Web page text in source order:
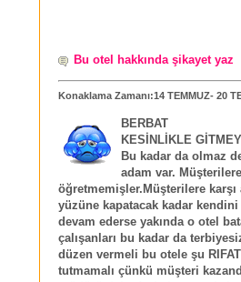
Bu otel hakkında şikayet yaz
Konaklama Zamanı:14 TEMMUZ- 20
BERBAT
KESİNLİKLE
Bu kadar da olmaz
adam var.
öğretmemişler.Müşterilere
yüzüne kapatacak kadar
devam ederse yakında o otel
çalışanları bu kadar da
düzen vermeli bu otele şu
tutmamalı çünkü müşteri